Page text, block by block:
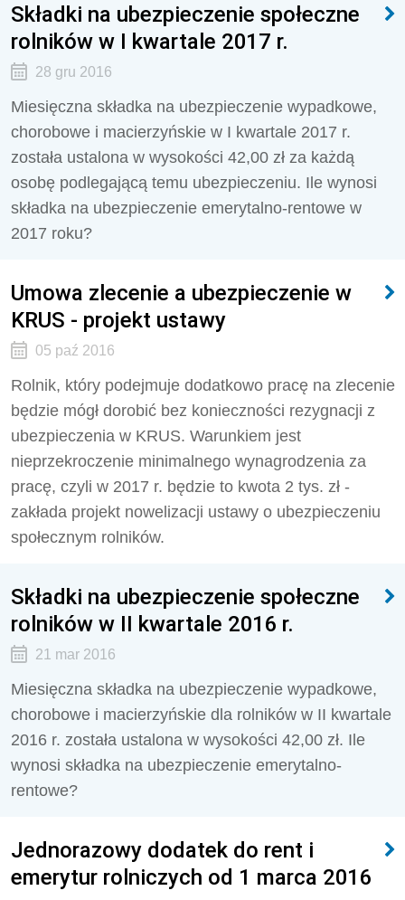
Składki na ubezpieczenie społeczne
rolników w I kwartale 2017 r.
28 gru 2016
Miesięczna składka na ubezpieczenie wypadkowe,
chorobowe i macierzyńskie w I kwartale 2017 r.
została ustalona w wysokości 42,00 zł za każdą
osobę podlegającą temu ubezpieczeniu. Ile wynosi
składka na ubezpieczenie emerytalno-rentowe w
2017 roku?
Umowa zlecenie a ubezpieczenie w
KRUS - projekt ustawy
05 paź 2016
Rolnik, który podejmuje dodatkowo pracę na zlecenie
będzie mógł dorobić bez konieczności rezygnacji z
ubezpieczenia w KRUS. Warunkiem jest
nieprzekroczenie minimalnego wynagrodzenia za
pracę, czyli w 2017 r. będzie to kwota 2 tys. zł -
zakłada projekt nowelizacji ustawy o ubezpieczeniu
społecznym rolników.
Składki na ubezpieczenie społeczne
rolników w II kwartale 2016 r.
21 mar 2016
Miesięczna składka na ubezpieczenie wypadkowe,
chorobowe i macierzyńskie dla rolników w II kwartale
2016 r. została ustalona w wysokości 42,00 zł. Ile
wynosi składka na ubezpieczenie emerytalno-
rentowe?
Jednorazowy dodatek do rent i
emerytur rolniczych od 1 marca 2016